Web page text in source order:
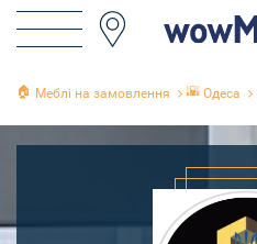
🏠 Меблі на замовлення 🌇 Одеса